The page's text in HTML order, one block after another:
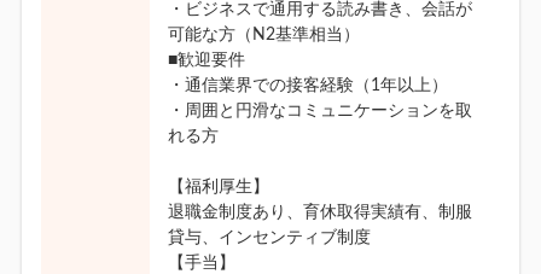
・ビジネスで通用する読み書き、会話が
可能な方（N2基準相当）
■歓迎要件
・通信業界での接客経験（1年以上）
・周囲と円滑なコミュニケーションを取
れる方
【福利厚生】
退職金制度あり、育休取得実績有、制服
貸与、インセンティブ制度
【手当】